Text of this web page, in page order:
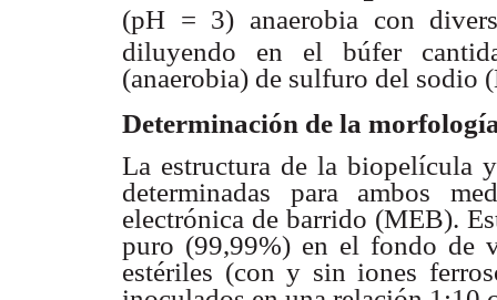
(pH = 3) anaerobia con
diluyendo en el búfer
(anaerobia) de sulfuro del sodio
Determinación de la
La estructura de la biopelícula
determinadas para ambos
electrónica de barrido (MEB).
puro (99,99%) en el fondo de
estériles (con y sin iones